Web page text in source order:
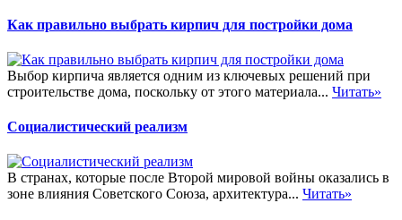
Как правильно выбрать кирпич для постройки дома
Выбор кирпича является одним из ключевых решений при
строительстве дома, поскольку от этого материала... Читать»
Социалистический реализм
В странах, которые после Второй мировой войны оказались в
зоне влияния Советского Союза, архитектура... Читать»